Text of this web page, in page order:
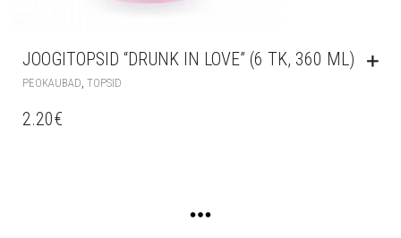
JOOGITOPSID “DRUNK IN LOVE” (6 TK, 360 ML)
PEOKAUBAD TOPSID
2.20€